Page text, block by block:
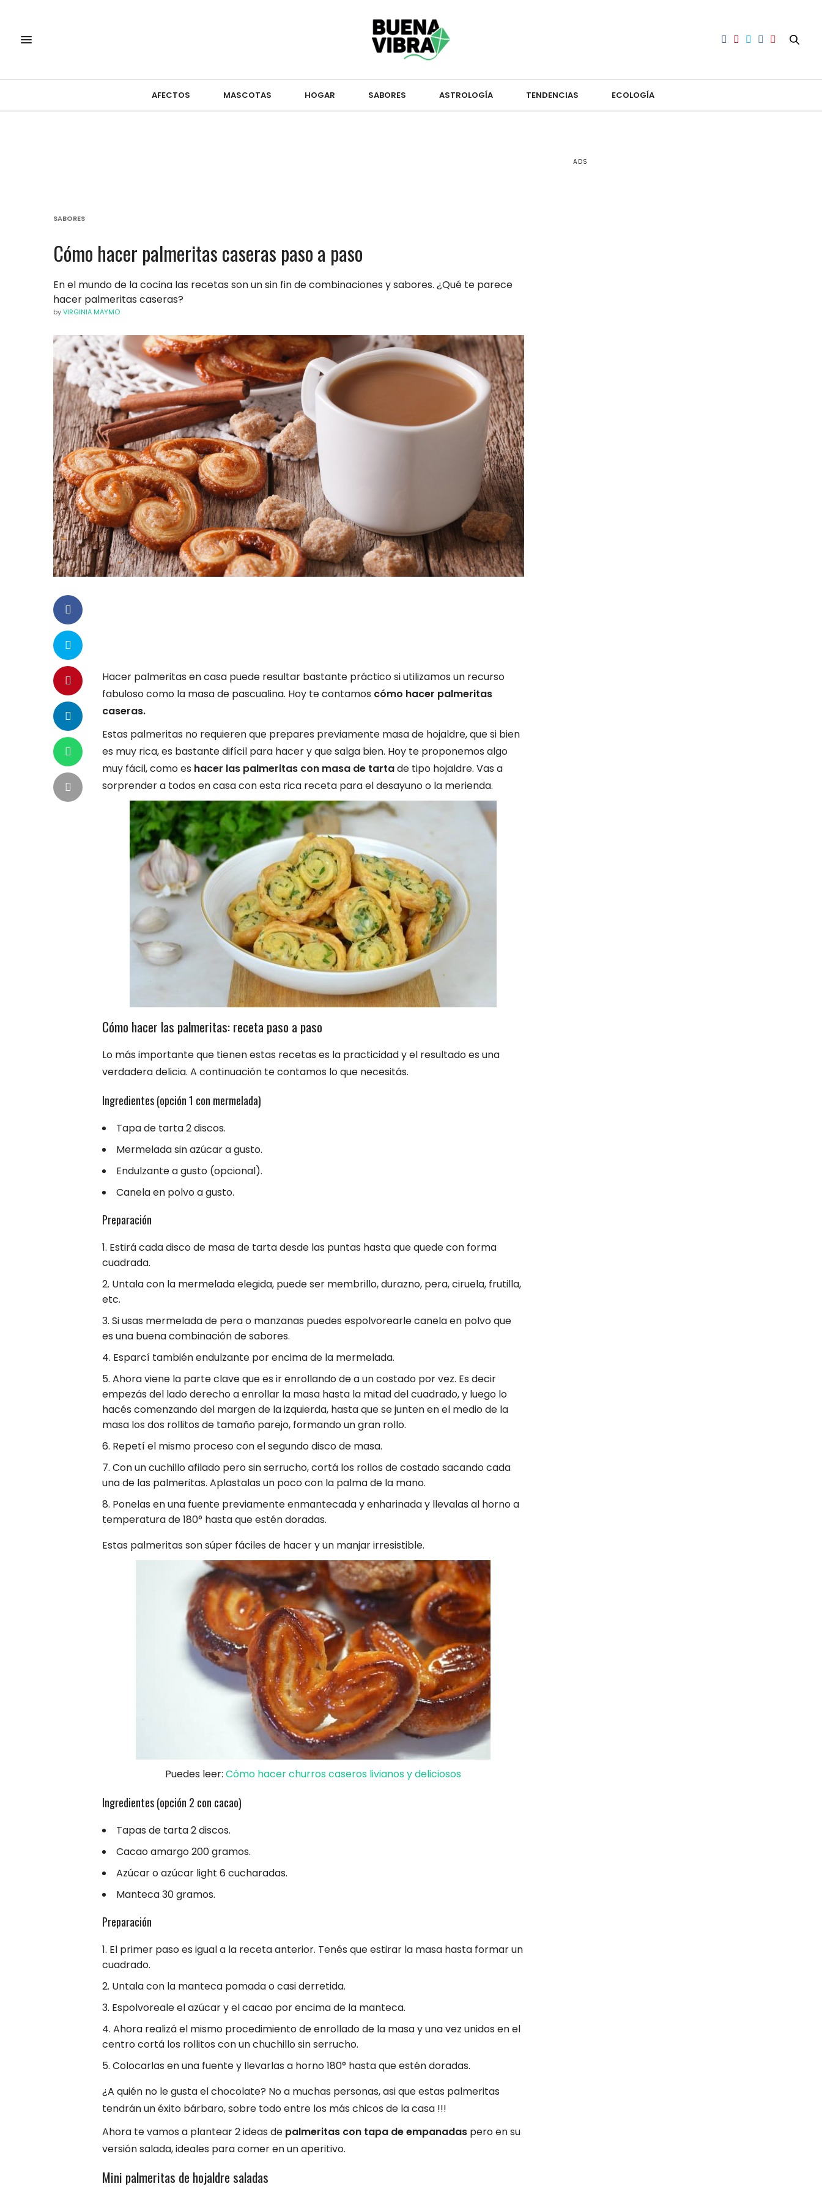
AFECTOS MASCOTAS HOGAR SABORES ASTROLOGÍA TENDENCIAS ECOLOGÍA
SABORES
Cómo hacer palmeritas caseras paso a paso
En el mundo de la cocina las recetas son un sin fin de combinaciones y sabores. ¿Qué te parece
hacer palmeritas caseras?
byVIRGINIA MAYMO
Hacer palmeritas en casa puede resultar bastante práctico si utilizamos un recurso
fabuloso como la masa de pascualina. Hoy te contamos cómo hacer palmeritas
caseras.
Estas palmeritas no requieren que prepares previamente masa de hojaldre, que si bien
es muy rica, es bastante difícil para hacer y que salga bien. Hoy te proponemos algo
muy fácil, como es hacer las palmeritas con masa de tartade tipo hojaldre. Vas a
sorprender a todos en casa con esta rica receta para el desayuno o la merienda.
Cómo hacer las palmeritas: receta paso a paso
Lo más importante que tienen estas recetas es la practicidad y el resultado es una
verdadera delicia. A continuación te contamos lo que necesitás.
Ingredientes (opción 1 con mermelada)
Tapa de tarta 2 discos.
Mermelada sin azúcar a gusto.
Endulzante a gusto (opcional).
Canela en polvo a gusto.
Preparación
Estirá cada disco de masa de tarta desde las puntas hasta que quede con forma
cuadrada.
Untala con la mermelada elegida, puede ser membrillo, durazno, pera, ciruela, frutilla,
etc.
Si usas mermelada de pera o manzanas puedes espolvorearle canela en polvo que
es una buena combinación de sabores.
Esparcí también endulzante por encima de la mermelada.
Ahora viene la parte clave que es ir enrollando de a un costado por vez. Es decir
empezás del lado derecho a enrollar la masa hasta la mitad del cuadrado, y luego lo
hacés comenzando del margen de la izquierda, hasta que se junten en el medio de la
masa los dos rollitos de tamaño parejo, formando un gran rollo.
Repetí el mismo proceso con el segundo disco de masa.
Con un cuchillo afilado pero sin serrucho, cortá los rollos de costado sacando cada
una de las palmeritas. Aplastalas un poco con la palma de la mano.
Ponelas en una fuente previamente enmantecada y enharinada y llevalas al horno a
temperatura de 180° hasta que estén doradas.
Estas palmeritas son súper fáciles de hacer y un manjar irresistible.
Puedes leer: Cómo hacer churros caseros livianos y deliciosos
Ingredientes (opción 2 con cacao)
Tapas de tarta 2 discos.
Cacao amargo 200 gramos.
Azúcar o azúcar light 6 cucharadas.
Manteca 30 gramos.
Preparación
El primer paso es igual a la receta anterior. Tenés que estirar la masa hasta formar un
cuadrado.
Untala con la manteca pomada o casi derretida.
Espolvoreale el azúcar y el cacao por encima de la manteca.
Ahora realizá el mismo procedimiento de enrollado de la masa y una vez unidos en el
centro cortá los rollitos con un chuchillo sin serrucho.
Colocarlas en una fuente y llevarlas a horno 180° hasta que estén doradas.
¿A quién no le gusta el chocolate? No a muchas personas, asi que estas palmeritas
tendrán un éxito bárbaro, sobre todo entre los más chicos de la casa !!!
Ahora te vamos a plantear 2 ideas de palmeritas con tapa de empanadas pero en su
versión salada, ideales para comer en un aperitivo.
Mini palmeritas de hojaldre saladas
ADS